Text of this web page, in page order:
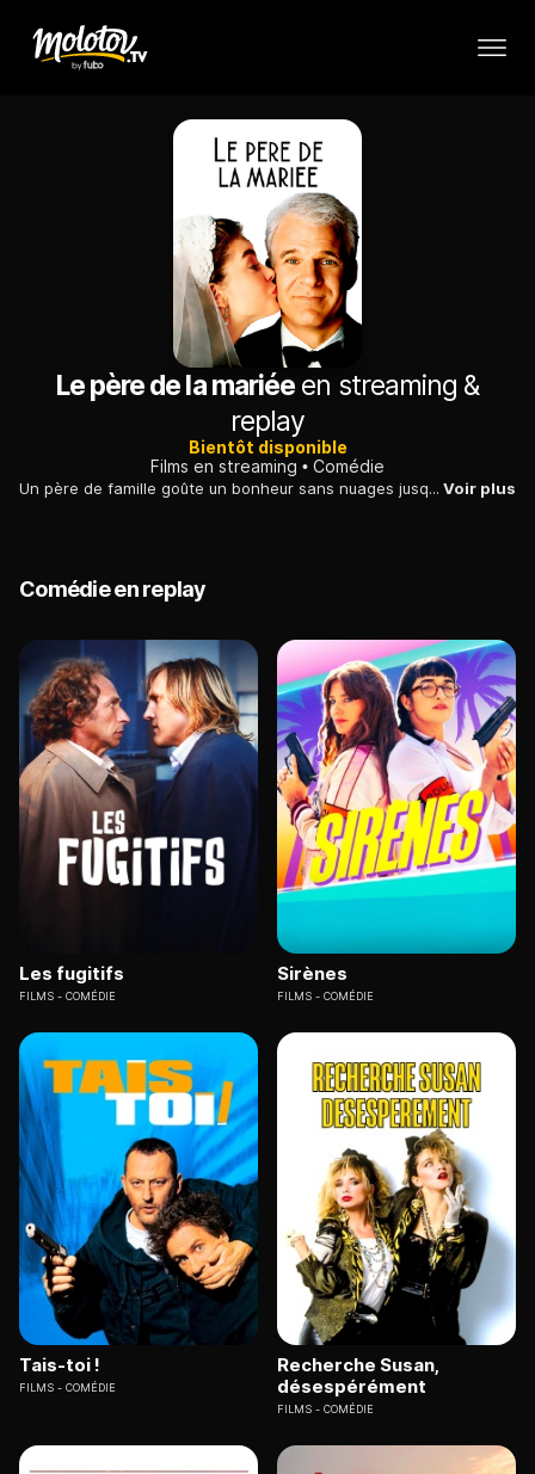
Le père de la mariée en streaming &
replay
Bientôt disponible
Films en streaming
Comédie
Un père de famille goûte un bonheur sans nuages jusqu'au jour où sa fille, de retour de Rome, lui présente son petit ami et lui annonce qu'elle va se marier. Voir plus
Comédie en replay
Les fugitifs
FILMS COMÉDIE
Sirènes
FILMS COMÉDIE
Tais-toi !
FILMS COMÉDIE
Recherche Susan,
désespérément
FILMS COMÉDIE